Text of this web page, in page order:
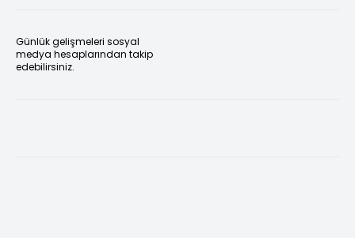
Günlük gelişmeleri sosyal
medya hesaplarından takip
edebilirsiniz.